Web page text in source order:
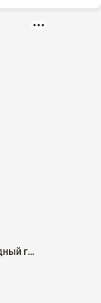
Изумрудный город